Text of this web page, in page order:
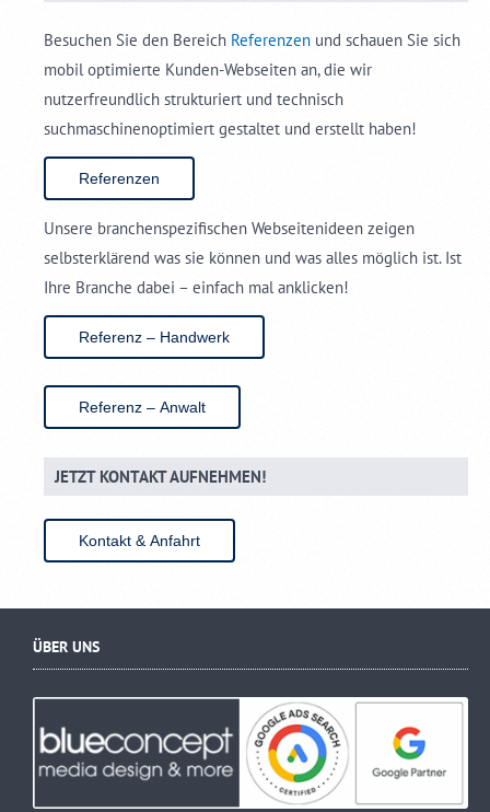
Besuchen Sie den Bereich Referenzen und schauen Sie sich
mobil optimierte Kunden-Webseiten an, die wir
nutzerfreundlich strukturiert und technisch
suchmaschinenoptimiert gestaltet und erstellt haben!
Referenzen
Unsere branchenspezifischen Webseitenideen zeigen
selbsterklärend was sie können und was alles möglich ist. Ist
Ihre Branche dabei – einfach mal anklicken!
Referenz – Handwerk
Referenz – Anwalt
JETZT KONTAKT AUFNEHMEN!
Kontakt & Anfahrt
ÜBER UNS